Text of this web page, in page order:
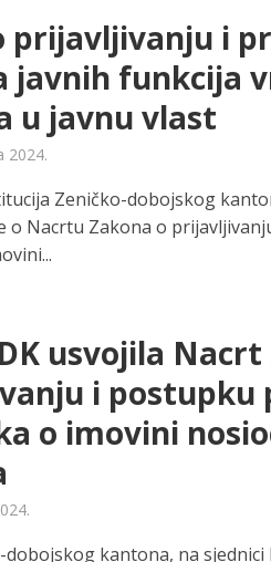
prijavljivanju i
javnih funkcija
u javnu vlast
2024.
Zeničko-dobojskog
o Nacrtu Zakona o
usvojila Nacrt
i postupku
o imovini
dobojskog kantona, na